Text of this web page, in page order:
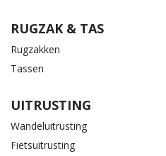
RUGZAK & TAS
Rugzakken
Tassen
UITRUSTING
Wandeluitrusting
Fietsuitrusting